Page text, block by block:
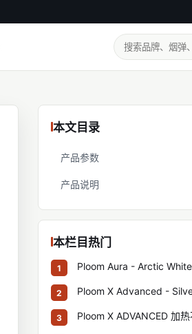
本文目录
产品参数
产品说明
本栏目热门
1 Ploom Aura - Arctic
2 Ploom X Advanced -
3 Ploom X ADVANCED 加